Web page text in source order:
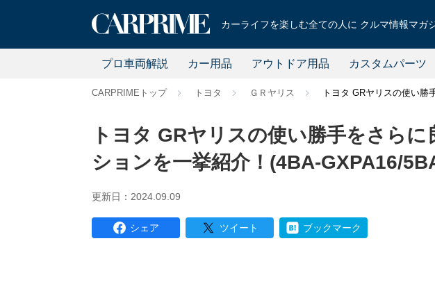
カーライフを楽しむ全ての人に クルマ情報マガ
プロ車両解説 カー用品 アウトドア用品 カスタムパーツ
CARPRIMEトップ トヨタ ＧＲヤリス トヨタ GRヤリスの使い勝
トヨタ GRヤリスの使い勝手をさら
ションを一挙紹介！(4BA-GXPA16/
更新日：2024.09.09
シェア ツイート ブックマーク